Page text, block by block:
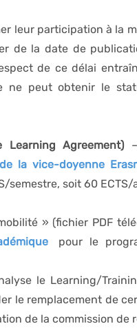
leur participation à la
de la date de
de ce délai
ne peut obtenir le
Learning Agreement)
la vice-doyenne
semestre, soit 60 ECTS/
» (fichier PDF
pour le
le Learning/
le remplacement de
de la commission de